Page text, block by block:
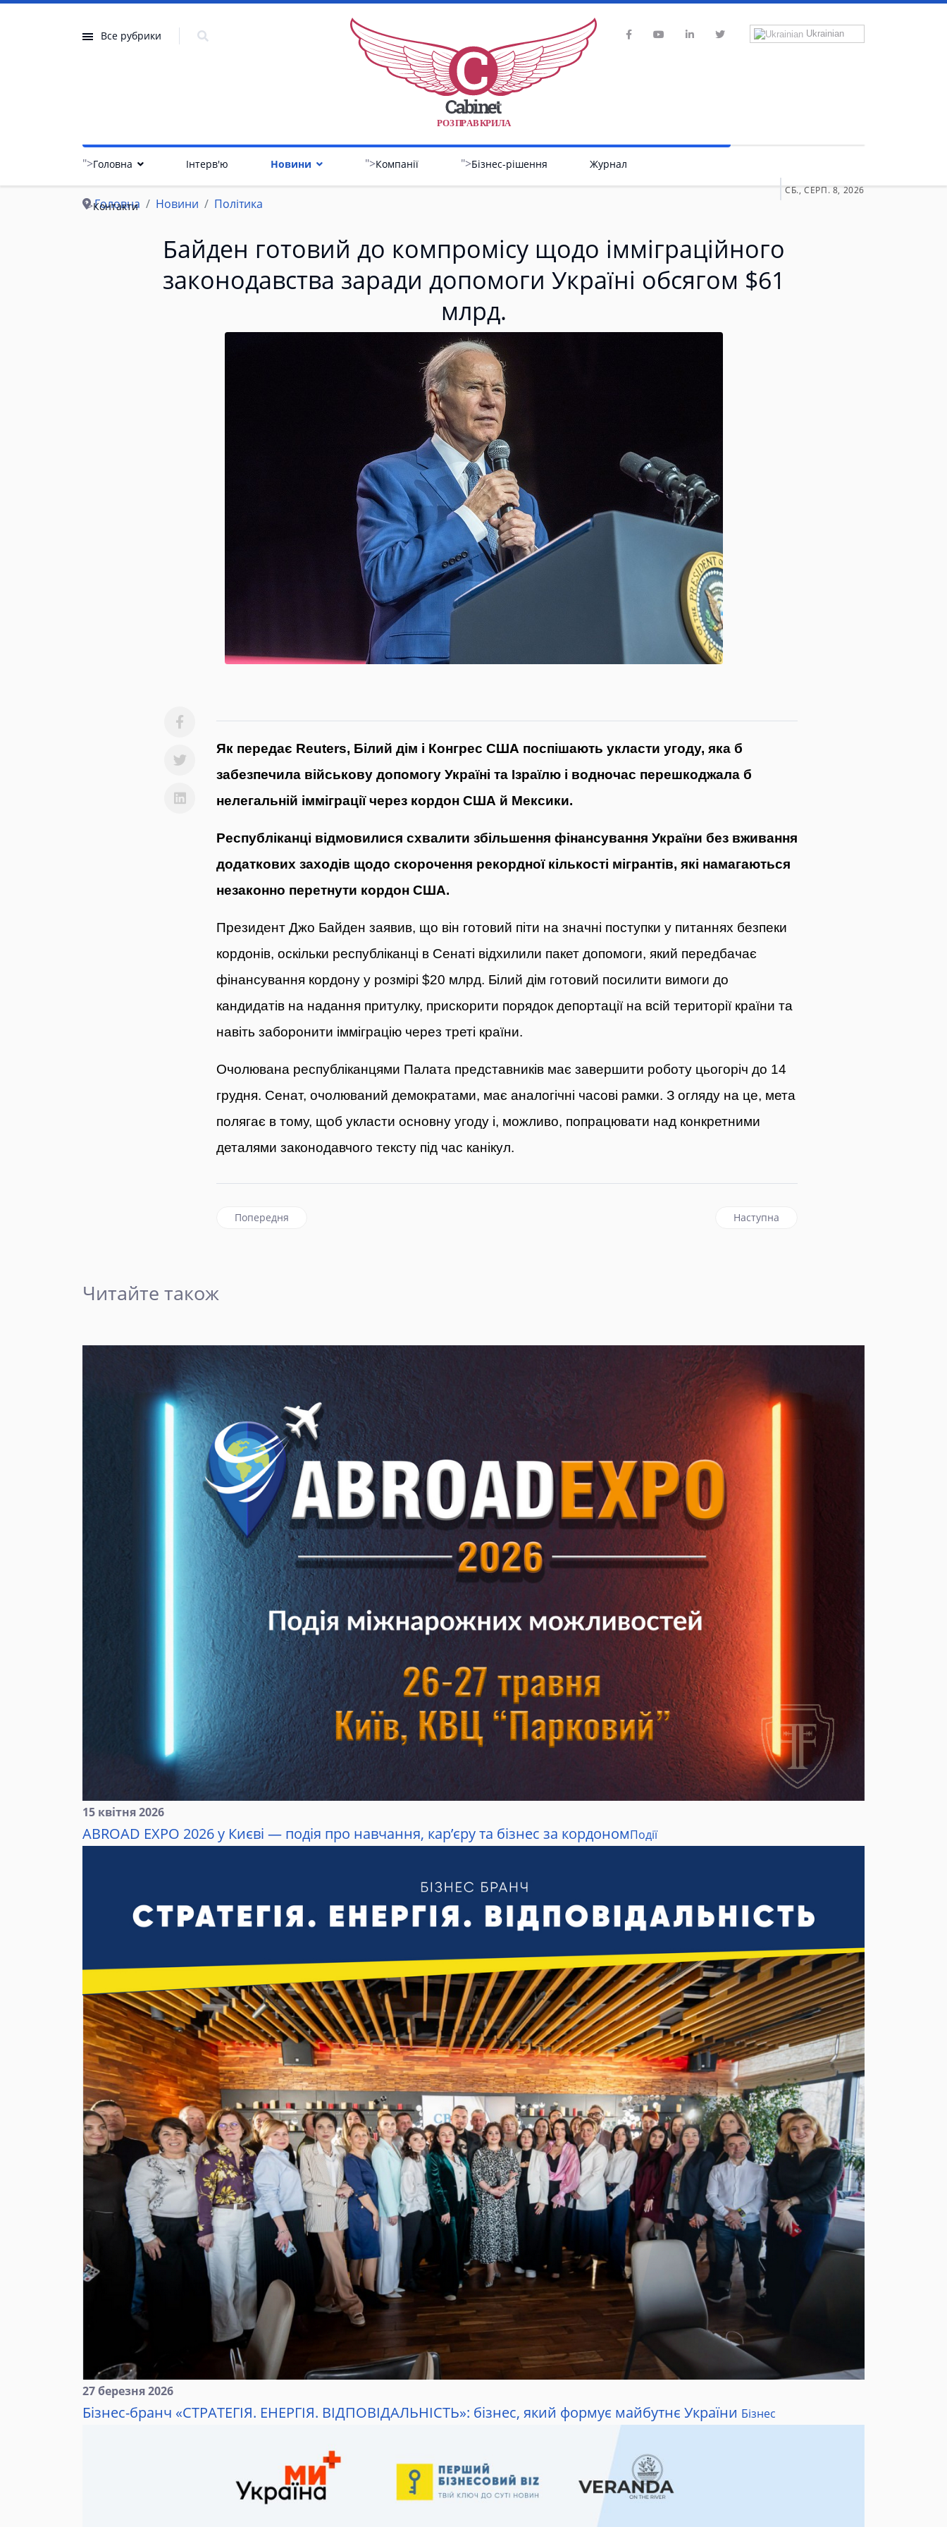
Все рубрики
РОЗПРАВКРИЛА
Ukrainian
">Головна Інтерв'ю Новини ">Компанії ">Бізнес-рішення Журнал
">Контакти
СБ., СЕРП. 8, 2026
Головна Новини Політика
Байден готовий до компромісу щодо імміграційного
законодавства заради допомоги Україні обсягом $61
млрд.
Як передає Reuters, Білий дім і Конгрес США поспішають укласти угоду, яка б
забезпечила військову допомогу Україні та Ізраїлю і водночас перешкоджала б
нелегальній імміграції через кордон США й Мексики.
Республіканці відмовилися схвалити збільшення фінансування України без вживання
додаткових заходів щодо скорочення рекордної кількості мігрантів, які намагаються
незаконно перетнути кордон США.
Президент Джо Байден заявив, що він готовий піти на значні поступки у питаннях безпеки
кордонів, оскільки республіканці в Сенаті відхилили пакет допомоги, який передбачає
фінансування кордону у розмірі $20 млрд. Білий дім готовий посилити вимоги до
кандидатів на надання притулку, прискорити порядок депортації на всій території країни та
навіть заборонити імміграцію через треті країни.
Очолювана республіканцями Палата представників має завершити роботу цьогоріч до 14
грудня. Сенат, очолюваний демократами, має аналогічні часові рамки. З огляду на це, мета
полягає в тому, щоб укласти основну угоду і, можливо, попрацювати над конкретними
деталями законодавчого тексту під час канікул.
Попередня стаття: Дональд Туск став новим прем’єром Польщі
Попередня наступна стаття: Байден назвав
Наступна
Читайте також
15 квітня 2026
ABROAD EXPO 2026 у Києві — подія про навчання, кар’єру та бізнес за кордономПодії
27 березня 2026
Бізнес-бранч «СТРАТЕГІЯ. ЕНЕРГІЯ. ВІДПОВІДАЛЬНІСТЬ»: бізнес, який формує майбутнє України Бізнес